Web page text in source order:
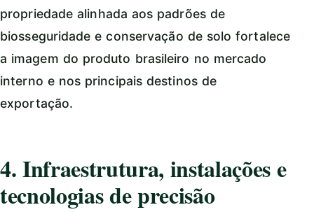
propriedade alinhada aos padrões de
biosseguridade e conservação de solo fortalece
a imagem do produto brasileiro no mercado
interno e nos principais destinos de
exportação.
4. Infraestrutura, instalações e
tecnologias de precisão